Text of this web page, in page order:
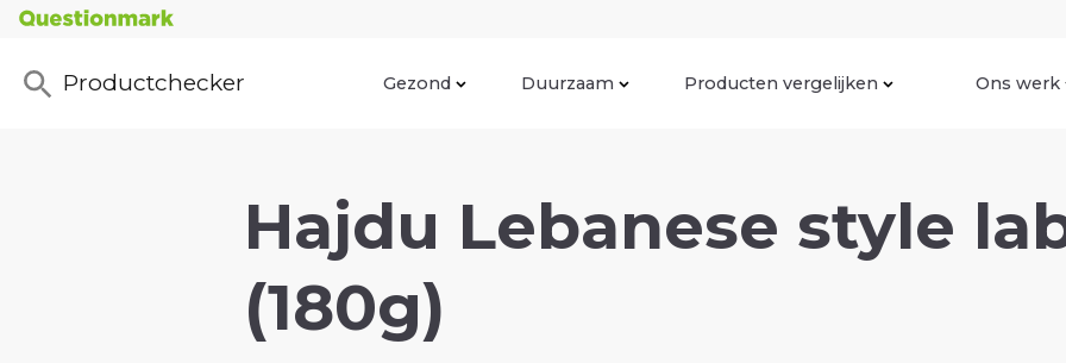
Productchecker Gezond Duurzaam Producten vergelijken Ons werk
Hajdu Lebanese style
(180g)